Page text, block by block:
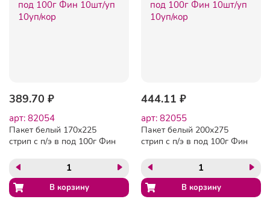
389.70 ₽
арт: 82054
Пакет белый 170х225
стрип с п/э в под 100г Фин
444.11 ₽
арт: 82055
Пакет белый 200х275
стрип с п/э в под 100г Фин